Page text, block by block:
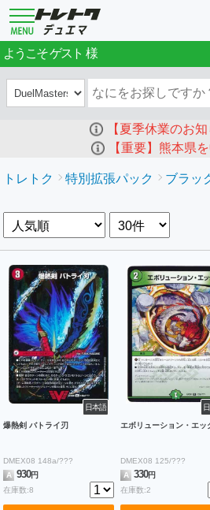
ようこそゲスト
【夏季休業のお知
【重要】熊本県
トレトク 特別拡張パック ブラッ
日本語
爆熱剣 バトライ刃
DMEX08 148a/???
A
930円
在庫数:8
エボリューション・エッ
DMEX08 125/???
A
330円
在庫数:2